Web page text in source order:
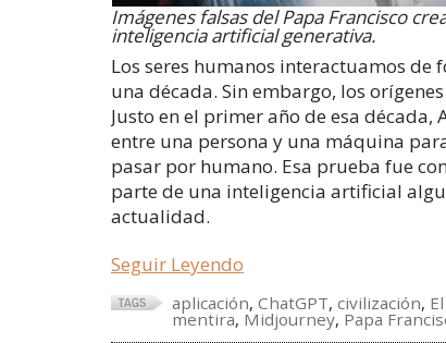
Imágenes falsas del Papa Francisco
inteligencia artificial generativa.
Los seres humanos interactuamos de
una década. Sin embargo, los
Justo en el primer año de esa
entre una persona y una máquina
pasar por humano. Esa prueba fue
parte de una inteligencia artificial
actualidad.
Seguir Leyendo
aplicación, ChatGPT, civilización,
mentira, Midjourney, Papa